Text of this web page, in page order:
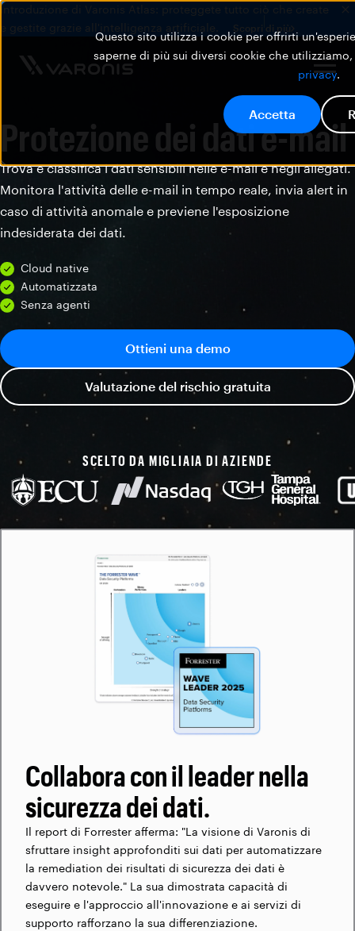
Questo sito utilizza i cookie per offrirti
saperne di più sui diversi cookie che
privacy.
Accetta
Introduzione di Varonis Atlas: proteggete tutto ciò che create
e gestite grazie all'intelligenza artificiale.
Scopri di più
Protezione dei dati e-mail
Trova e classifica i dati sensibili nelle e-mail e negli allegati.
Monitora l'attività delle e-mail in tempo reale, invia alert in
caso di attività anomale e previene l'esposizione
indesiderata dei dati.
Cloud native
Automatizzata
Senza agenti
Ottieni una demo
Valutazione del rischio gratuita
SCELTO DA MIGLIAIA DI AZIENDE
Collabora con il leader nella
sicurezza dei dati.
Il report di Forrester afferma: "La visione di Varonis di
sfruttare insight approfonditi sui dati per automatizzare
la remediation dei risultati di sicurezza dei dati è
davvero notevole." La sua dimostrata capacità di
eseguire e l'approccio all'innovazione e ai servizi di
supporto rafforzano la sua differenziazione.